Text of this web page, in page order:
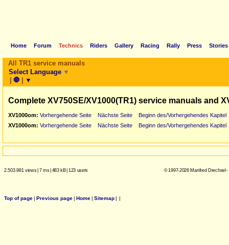
Home Forum Technics Riders Gallery Racing Rally Press Stories
All TR1 service manuals
Select Language ▼
| 🛑 | ▼
Complete XV750SE/XV1000(TR1) service manuals and
XV1000om: Vorhergehende Seite Nächste Seite
Beginn des/Vorhergehendes Kapitel
XV1000om: Vorhergehende Seite Nächste Seite Beginn des/Vorhergehendes Kapitel
2.503.981 views| 7 ms| 483 kB| 123 users © 1997-2026 Manfred Drechsel
Top of page| Previous page| Home| Sitemap| |